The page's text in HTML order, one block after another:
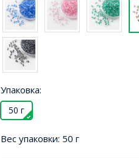
Упаковка:
50 г
Вес упаковки: 50 г